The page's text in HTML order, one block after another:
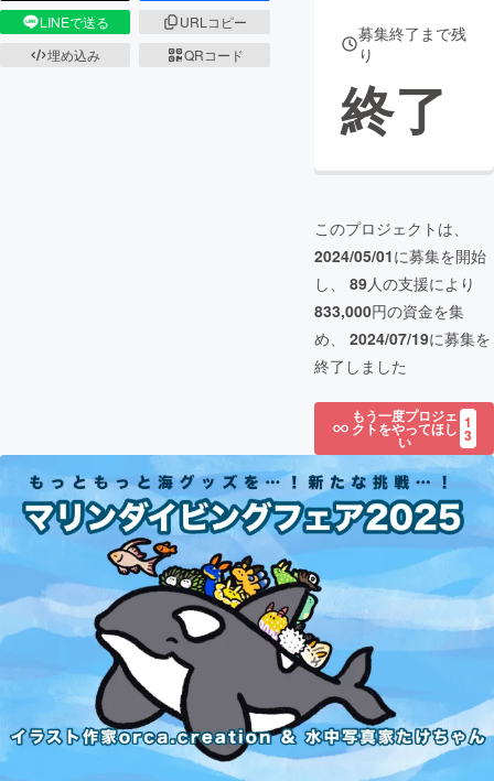
LINEで送る
URLコピー
埋め込み
QRコード
募集終了まで残
り
終了
このプロジェクトは、
2024/05/01に募集を開始
し、 89人の支援により
833,000円の資金を集
め、 2024/07/19に募集を
終了しました
もう一度プロジェ
クトをやってほし
い
1
3